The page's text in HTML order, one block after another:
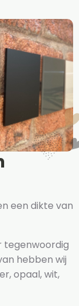
een dikte van
tegenwoordig
hebben wij
opaal, wit,